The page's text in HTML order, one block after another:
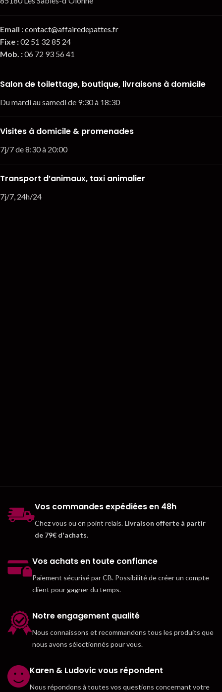
Email :contact@affairedepattes.fr
Fixe :02 51 32 85 24
Mob. :06 72 93 56 41
Salon de toilettage, boutique, livraisons à domicile
Du mardi au samedi de 9:30 à 18:30
Visites à domicile & promenades
7j/7 de 8:30 à 20:00
Transport d’animaux, taxi animalier
7j/7, 24h/24
Vos commandes expédiées en 48h
Chez vous ou en point relais. Livraison offerte à partir
de 79€ d'achats.
Vos achats en toute confiance
Paiement sécurisé par CB. Possibilité de créer un compte
client pour gagner du temps.
Notre engagement qualité
Nous connaissons et recommandons tous les produits que
nous avons sélectionnés pour vous.
Karen & Ludovic vous répondent
Nous répondons à toutes vos questions concernant votre